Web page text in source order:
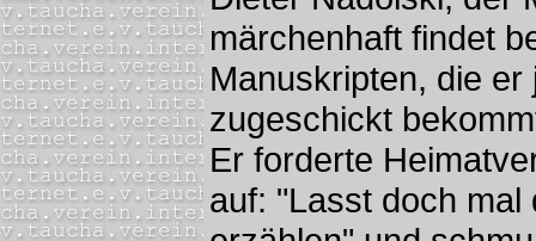
märchenhaft findet
Manuskripten, die
zugeschickt
Er forderte
auf: "Lasst doch mal